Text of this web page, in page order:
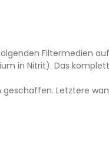
Filtermedien
in Nitrit). Das
Letztere